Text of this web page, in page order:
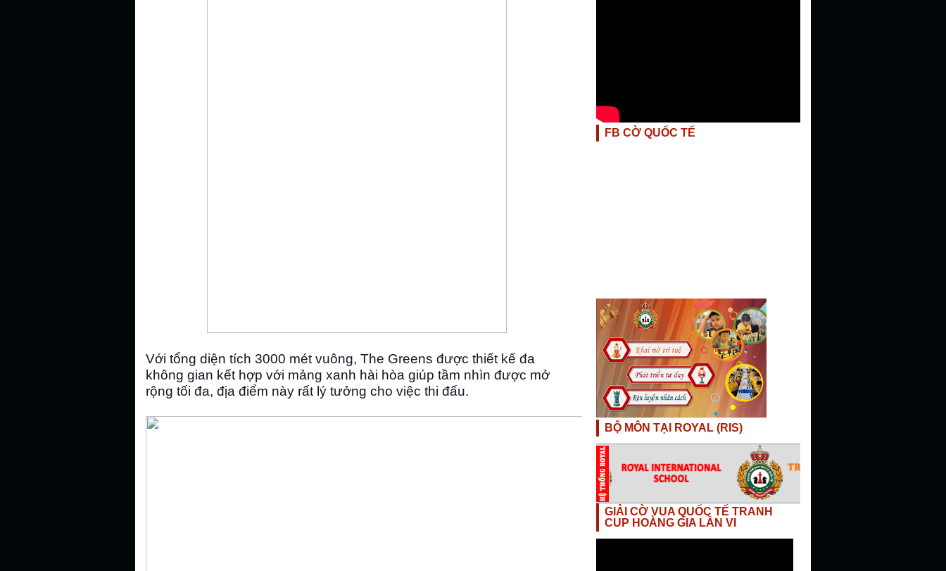
Với tổng diện tích 3000 mét vuông, The Greens được thiết kế đa
không gian kết hợp với mảng xanh hài hòa giúp tầm nhìn được mở
rộng tối đa, địa điểm này rất lý tưởng cho việc thi đấu.
FB CỜ QUỐC TẾ
BỘ MÔN TẠI ROYAL (RIS)
GIẢI CỜ VUA QUỐC TẾ TRANH
CUP HOÀNG GIA LẦN VI